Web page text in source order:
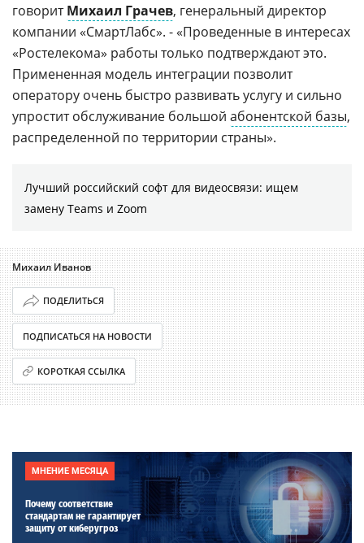
говоритМихаил Грачев, генеральный директор
компании «СмартЛабс». - «Проведенные в интересах
«Ростелекома» работы только подтверждают это.
Примененная модель интеграции позволит
оператору очень быстро развивать услугу и сильно
упростит обслуживание большой абонентской базы,
распределенной по территории страны».
Лучший российский софт для видеосвязи: ищем
замену Teams и Zoom
Михаил Иванов
ПОДЕЛИТЬСЯ
ПОДПИСАТЬСЯ НА НОВОСТИ
КОРОТКАЯ ССЫЛКА
МНЕНИЕ МЕСЯЦА
Почему соответствие
стандартам не гарантирует
защиту от киберугроз